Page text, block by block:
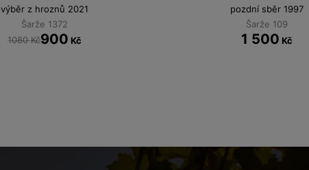
výběr z hroznů 2021
Šarže 1372
1080 Kč900 Kč
pozdní sběr 1997
Šarže 109
1 500 Kč